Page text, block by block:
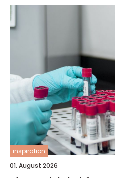
inspiration
01. August 2026